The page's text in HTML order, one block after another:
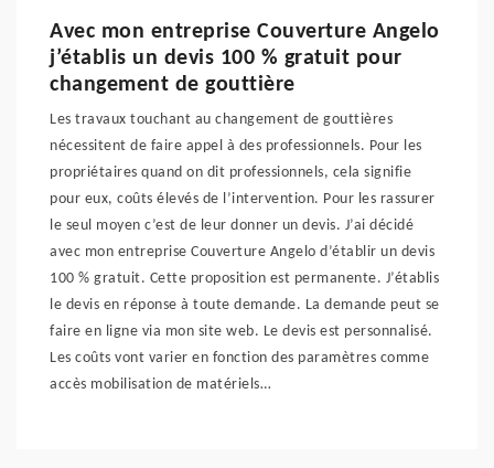
Avec mon entreprise Couverture Angelo
j’établis un devis 100 % gratuit pour
changement de gouttière
Les travaux touchant au changement de gouttières
nécessitent de faire appel à des professionnels. Pour les
propriétaires quand on dit professionnels, cela signifie
pour eux, coûts élevés de l’intervention. Pour les rassurer
le seul moyen c’est de leur donner un devis. J’ai décidé
avec mon entreprise Couverture Angelo d’établir un devis
100 % gratuit. Cette proposition est permanente. J’établis
le devis en réponse à toute demande. La demande peut se
faire en ligne via mon site web. Le devis est personnalisé.
Les coûts vont varier en fonction des paramètres comme
accès mobilisation de matériels…